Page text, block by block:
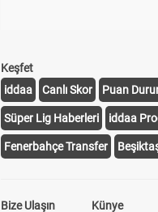
Keşfet
iddaa
Canlı Skor Puan
Süper Lig Haberleri iddaa
Fenerbahçe Transfer
Bize Ulaşın Künye